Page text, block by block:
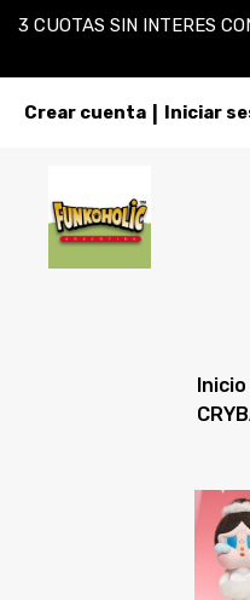
3 CUOTAS SIN INTERES
Crear cuenta Iniciar
Inicio